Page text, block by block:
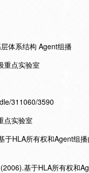
体系结构 Agent组播
重点实验室
311060/3590
点实验室
于HLA所有权和Agent组
基于HLA所有权和